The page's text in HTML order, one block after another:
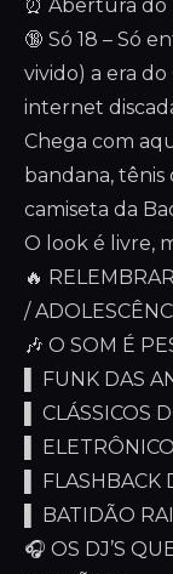
⏰ Abertura do
🔞 Só 18 – Só
vivido) a era
internet
Chega com
bandana, tênis
camiseta da
O look é livre,
🔥
/
🎶 O SOM É
▌ FUNK DAS
▌ CLÁSSICOS
▌
▌ FLASHBACK
▌ BATIDÃO
🎧 OS DJ’S